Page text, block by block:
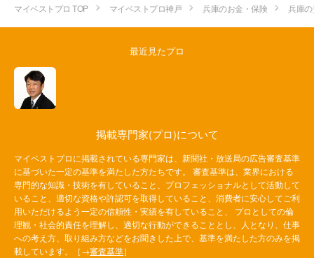
マイベストプロ TOP マイベストプロ神戸 兵庫のお金・保険 兵庫
最近見たプロ
掲載専門家(プロ)について
マイベストプロに掲載されている専門家は、新聞社・放送局の広告審査基準
に基づいた一定の基準を満たした方たちです。 審査基準は、業界における
専門的な知識・技術を有していること、プロフェッショナルとして活動して
いること、適切な資格や許認可を取得していること、消費者に安心してご利
用いただけるよう一定の信頼性・実績を有していること、 プロとしての倫
理観・社会的責任を理解し、適切な行動ができることとし、人となり、仕事
への考え方、取り組み方などをお聞きした上で、基準を満たした方のみを掲
載しています。［→審査基準］